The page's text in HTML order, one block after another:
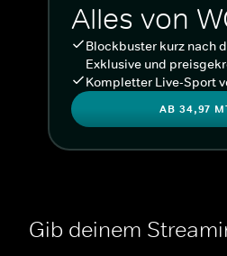
Alles von
Blockbuster kurz nach
Exklusive und
Kompletter Live-Sport
AB 34,97
Gib deinem